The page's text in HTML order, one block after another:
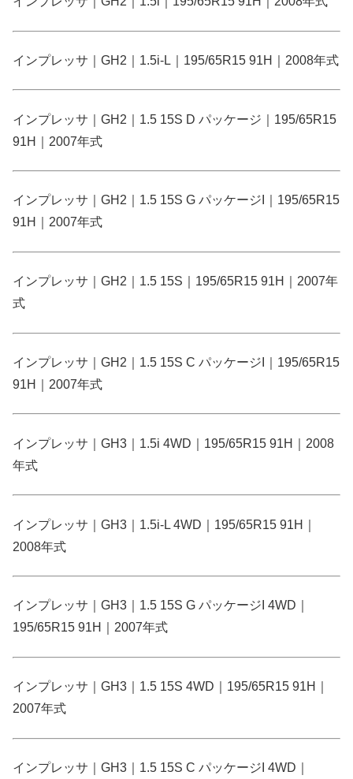
インプレッサ｜GH2｜1.5i-L｜195/65R15 91H｜2008年式
インプレッサ｜GH2｜1.5 15S D パッケージ｜195/65R15
91H｜2007年式
インプレッサ｜GH2｜1.5 15S G パッケージI｜195/65R15
91H｜2007年式
インプレッサ｜GH2｜1.5 15S｜195/65R15 91H｜2007年
式
インプレッサ｜GH2｜1.5 15S C パッケージI｜195/65R15
91H｜2007年式
インプレッサ｜GH3｜1.5i 4WD｜195/65R15 91H｜2008
年式
インプレッサ｜GH3｜1.5i-L 4WD｜195/65R15 91H｜
2008年式
インプレッサ｜GH3｜1.5 15S G パッケージI 4WD｜
195/65R15 91H｜2007年式
インプレッサ｜GH3｜1.5 15S 4WD｜195/65R15 91H｜
2007年式
インプレッサ｜GH3｜1.5 15S C パッケージI 4WD｜